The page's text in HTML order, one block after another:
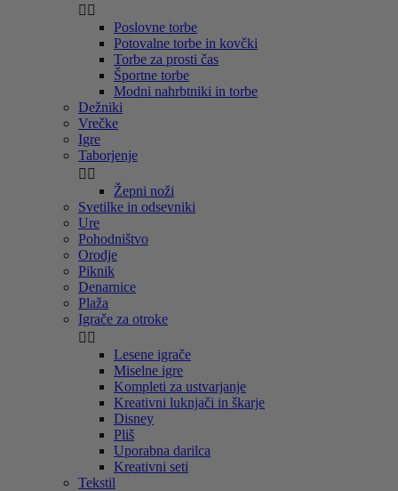
 
Poslovne torbe
Potovalne torbe in kovčki
Torbe za prosti čas
Športne torbe
Modni nahrbtniki in torbe
Dežniki
Vrečke
Igre
Taborjenje
 
Žepni noži
Svetilke in odsevniki
Ure
Pohodništvo
Orodje
Piknik
Denarnice
Plaža
Igrače za otroke
 
Lesene igrače
Miselne igre
Kompleti za ustvarjanje
Kreativni luknjači in škarje
Disney
Pliš
Uporabna darilca
Kreativni seti
Tekstil